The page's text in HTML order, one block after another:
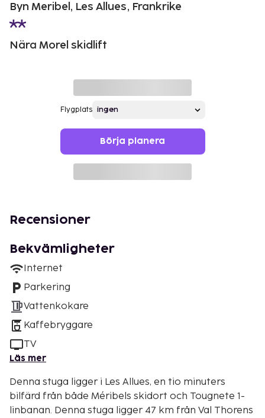
Byn Meribel, Les Allues, Frankrike
Nära Morel skidlift
Flygplats
Börja planera
Recensioner
Bekvämligheter
Internet
Parkering
Vattenkokare
Kaffebryggare
TV
Läs mer
Denna stuga ligger i Les Allues, en tio minuters
bilfärd från både Méribels skidort och Tougnete 1-
linbanan. Denna stuga ligger 47 km från Val Thorens